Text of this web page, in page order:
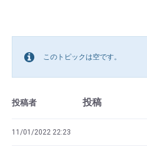
このトピックは空です。
投稿者 投稿
11/01/2022 22:23